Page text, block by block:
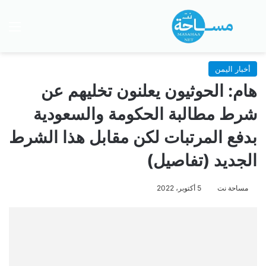
بحث عن
أخبار اليمن
هام: الحوثيون يعلنون تخليهم عن
شرط مطالبة الحكومة والسعودية
بدفع المرتبات لكن مقابل هذا الشرط
الجديد (تفاصيل)
مساحة نت 5 أكتوبر، 2022